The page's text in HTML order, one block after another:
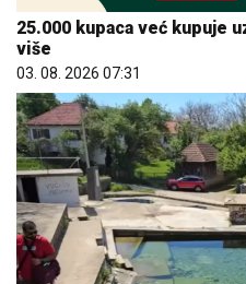
25.000 kupaca već kupuje
više
03. 08. 2026 07:31